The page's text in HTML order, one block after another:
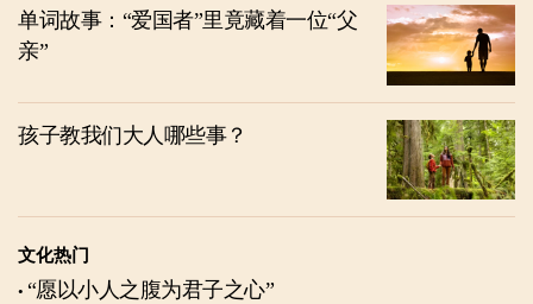
单词故事：“爱国者”里竟藏着一位“父
亲”
孩子教我们大人哪些事？
文化热门
“愿以小人之腹为君子之心”